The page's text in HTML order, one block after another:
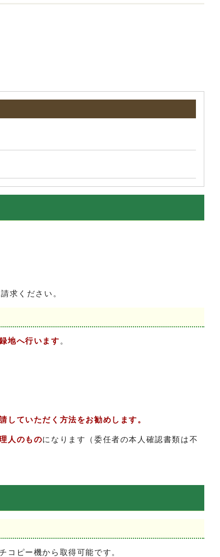
求ください。
地へ行います 。
していただく方法をお勧めします。
人のものになります（委任者の本人確認書類は不
コピー機から取得可能です。